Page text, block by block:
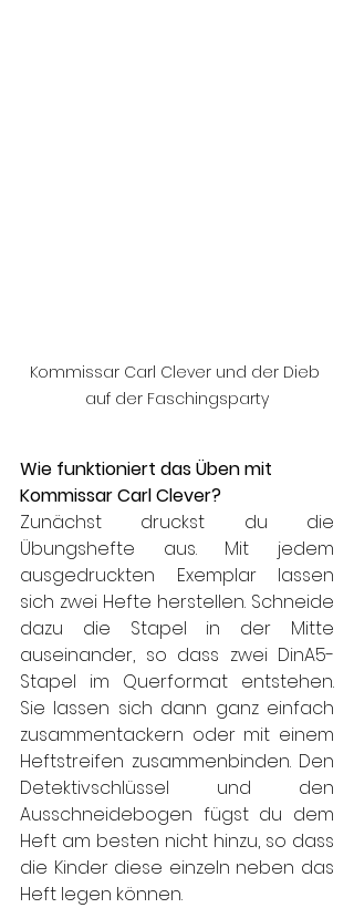
Kommissar Carl Clever und der Dieb
auf der Faschingsparty
Wie funktioniert das Üben mit
Kommissar Carl Clever?
Zunächst druckst du die
Übungshefte aus. Mit jedem
ausgedruckten Exemplar lassen
sich zwei Hefte herstellen. Schneide
dazu die Stapel in der Mitte
auseinander, so dass zwei DinA5-
Stapel im Querformat entstehen.
Sie lassen sich dann ganz einfach
zusammentackern oder mit einem
Heftstreifen zusammenbinden. Den
Detektivschlüssel und den
Ausschneidebogen fügst du dem
Heft am besten nicht hinzu, so dass
die Kinder diese einzeln neben das
Heft legen können.